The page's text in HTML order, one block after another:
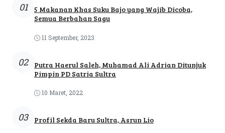
01
5 Makanan Khas Suku Bajo yang Wajib Dicoba,
Semua Berbahan Sagu
11 September, 2023
02
Putra Haerul Saleh, Muhamad Ali Adrian Ditunjuk
Pimpin PD Satria Sultra
10 Maret, 2022
03 Profil Sekda Baru Sultra, Asrun Lio